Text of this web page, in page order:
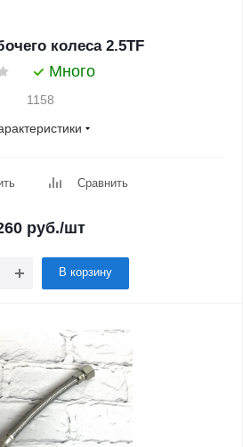
колеса 2.5TF
Много
1158
Сравнить
руб./шт
В корзину